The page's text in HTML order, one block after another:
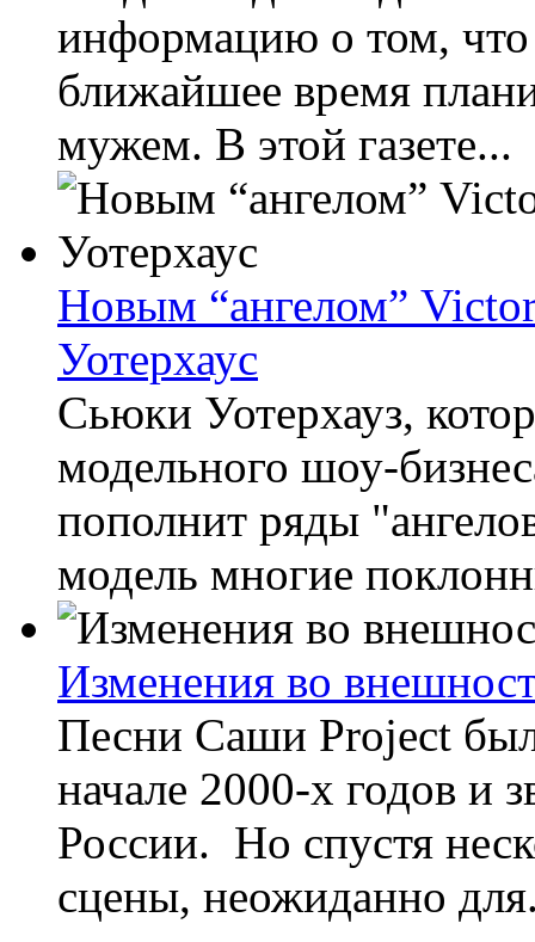
информацию о том,
ближайшее время
мужем. В этой газете...
Новым “ангелом”
Уотерхаус
Сьюки Уотерхауз,
модельного шоу-
пополнит ряды
модель многие
Изменения во
Песни Саши Project
начале 2000-х годов и
России. Но спустя
сцены, неожиданно